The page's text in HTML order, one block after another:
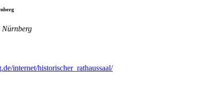
Nürnberg
internet/historischer_rathaussaal/